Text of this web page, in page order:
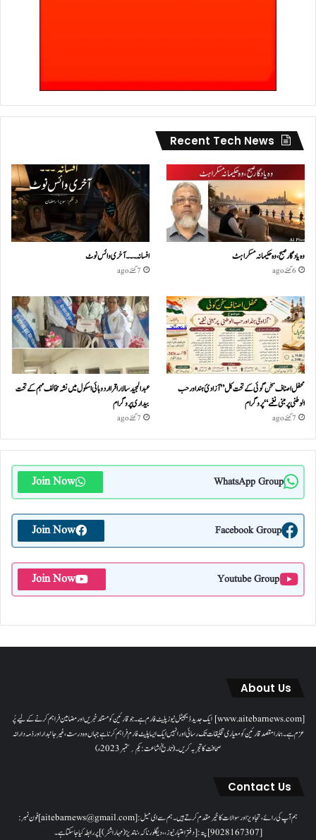
Recent Tech News
وہ یادگار صبح، وہ حکیمانہ مسکراہٹ
6 گھنٹے ago
افسانہ۔۔۔آخری وائس نوٹ
7 گھنٹے ago
محفل اصناف سخن گوئی کے تحت کل ”آزادئ ہند اور حب
الوطنی پر مبنی نغمے“پروگرام
7 گھنٹے ago
عبدالمجید سالار اقرا اردو ہائی اسکول میں نشہ مخالف مہم کے تحت
بیداری پروگرام
7 گھنٹے ago
WhatsApp Group
Join Now
Facebook Group
Join Now
Youtube Group
Join Now
About Us
[www.aitebarnews.com] ایک جدید ڈیجیٹل نیوز پلیٹ فارم ہے۔ جو قارئین کو مستند خبریں اور مضامین فراہم کرنے کے لیے پُر
عزم ہے۔ ہمارا مقصدقارئین کو معیاری تخلیقات تک رسائی اور انہیں ایک ایسا پلیٹ فارم فراہم کرنا ہے جہاں وہ درست، غیر جانبدار اور ذمہ دارانہ
صحافت کا تجربہ کریں۔( تاریخ اشاعت : یکم؍ ستمبر 2023ء)
Contact Us
ہم آپ کی رائے، تجاویز اور سوالات کا خیرمقدم کرتے ہیں۔ ہم سےای میل: [aitebarnews@gmail.com]فون نمبر:
[9028167307]پتہ: [دفتر اعتبار نیوز، ، دیگلور ناکہ، ناندیڑ(مہاراشٹر) ] پر رابطہ کیا جاسکتا ہے۔